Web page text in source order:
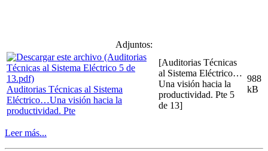
Adjuntos:
Auditorias Técnicas al Sistema
Eléctrico…Una visión hacia la
productividad. Pte
[Auditorias Técnicas
al Sistema Eléctrico…
Una visión hacia la
productividad. Pte 5
de 13]
988
kB
Leer más...